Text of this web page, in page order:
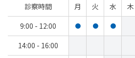
診察時間 月 火 水 木
9:00 - 12:00
● ● ●
14:00 - 16:00